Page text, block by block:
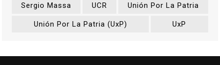
Sergio Massa UCR Unión Por La Patria
Unión Por La Patria (UxP) UxP